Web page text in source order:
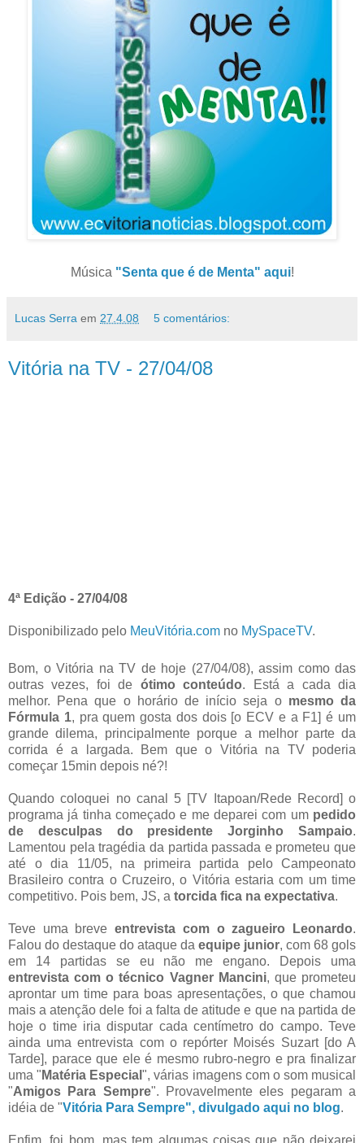
Música "Senta que é de Menta" aqui!
Lucas Serra em 27.4.08 5 comentários:
Vitória na TV - 27/04/08
4ª Edição - 27/04/08
Disponibilizado pelo MeuVitória.com no MySpaceTV.
Bom, o Vitória na TV de hoje (27/04/08), assim como das
outras vezes, foi de ótimo conteúdo. Está a cada dia
melhor. Pena que o horário de início seja o mesmo da
Fórmula 1, pra quem gosta dos dois [o ECV e a F1] é um
grande dilema, principalmente porque a melhor parte da
corrida é a largada. Bem que o Vitória na TV poderia
começar 15min depois né?!
Quando coloquei no canal 5 [TV Itapoan/Rede Record] o
programa já tinha começado e me deparei com um pedido
de desculpas do presidente Jorginho Sampaio.
Lamentou pela tragédia da partida passada e prometeu que
até o dia 11/05, na primeira partida pelo Campeonato
Brasileiro contra o Cruzeiro, o Vitória estaria com um time
competitivo. Pois bem, JS, a torcida fica na expectativa.
Teve uma breveentrevista com o zagueiro Leonardo.
Falou do destaque do ataque da equipe junior, com 68 gols
em 14 partidas se eu não me engano. Depois uma
entrevista com o técnico Vagner Mancini, que prometeu
aprontar um time para boas apresentações, o que chamou
mais a atenção dele foi a falta de atitude e que na partida de
hoje o time iria disputar cada centímetro do campo. Teve
ainda uma entrevista com o repórter Moisés Suzart [do A
Tarde], parace que ele é mesmo rubro-negro e pra finalizar
uma " Matéria Especial", várias imagens com o som musical
"Amigos Para Sempre". Provavelmente eles pegaram a
idéia de "Vitória Para Sempre", divulgado aqui no blog.